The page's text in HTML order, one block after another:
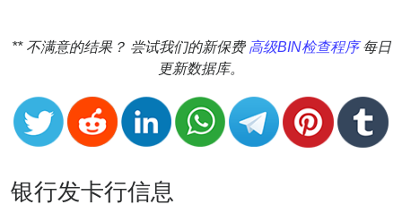
CC
Generator
Banks
Credit
Card
Validator
** 不满意的结果？ 尝试我们的新保费 高级BIN检查程序每日
更新数据库。
银行发卡行信息